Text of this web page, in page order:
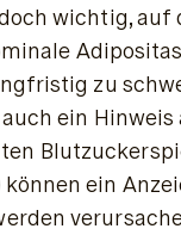
wichtig,
zu
ein
können ein